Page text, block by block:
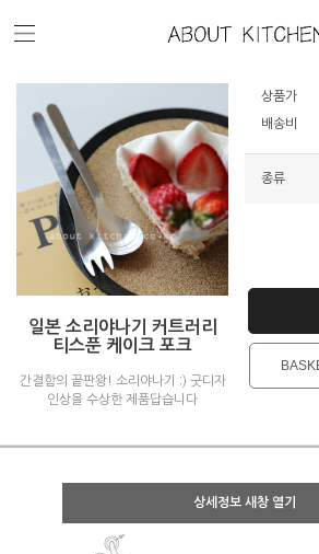
일본 소리야나기 커트러리
티스푼 케이크 포크
간결함의 끝판왕! 소리야나기 :) 굿디자
인상을 수상한 제품답습니다
상품가
배송비
종류
상세정보 새창 열기